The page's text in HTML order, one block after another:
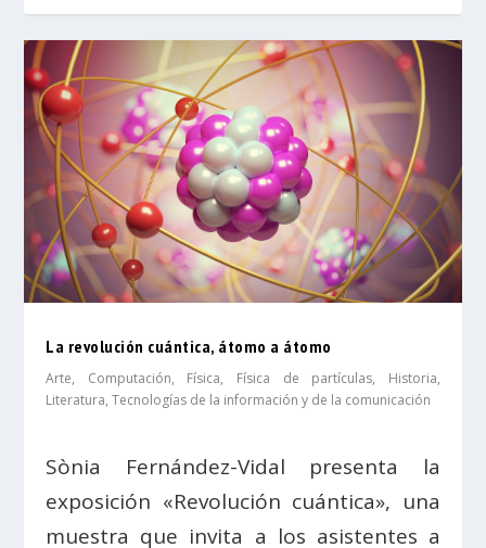
La revolución cuántica, átomo a átomo
Arte, Computación, Física, Física de partículas, Historia,
Literatura,Tecnologías de la información y de la comunicación
Sònia Fernández-Vidal presenta la
exposición «Revolución cuántica», una
muestra que invita a los asistentes a